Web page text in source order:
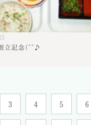
立記念(^^♪
3 4 5 6